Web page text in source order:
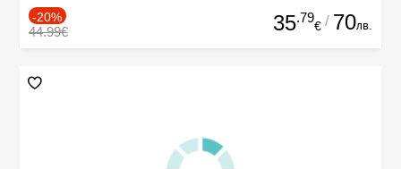
-20%
44.99€ 35.79
€ / 70лв.